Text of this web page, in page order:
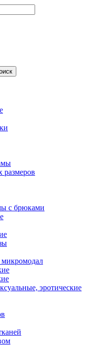
с брюками
эротические